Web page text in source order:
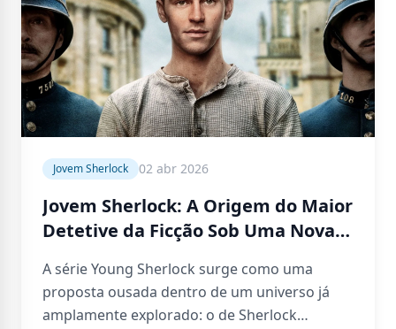
Jovem Sherlock 02 abr 2026
Jovem Sherlock: A Origem do Maior
Detetive da Ficção Sob Uma Nova
A série Young Sherlock surge como uma
proposta ousada dentro de um universo já
amplamente explorado: o de Sherlock